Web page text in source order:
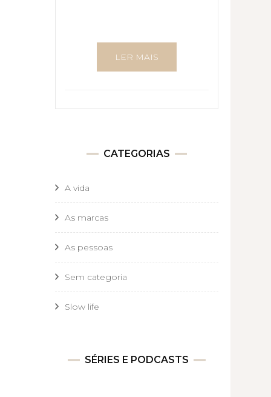
LER MAIS
CATEGORIAS
A vida
As marcas
As pessoas
Sem categoria
Slow life
SÉRIES E PODCASTS